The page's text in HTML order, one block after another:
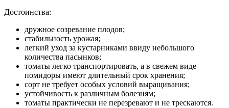
Достоинства:
дружное созревание плодов;
стабильность урожая;
легкий уход за кустарниками ввиду небольшого
количества пасынков;
томаты легко транспортировать, а в свежем виде
помидоры имеют длительный срок хранения;
сорт не требует особых условий выращивания;
устойчивость к различным болезням;
томаты практически не перезревают и не трескаются.